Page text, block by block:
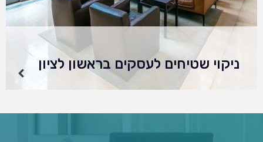
ניקוי שטיחים לעסקים בראשון לציון
ואחריות מלאה √ מחירים אטרקטיביים…